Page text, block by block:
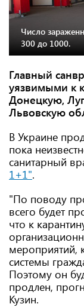
Число
300 до 1000.
Главный
уязвимыми к
Донецкую,
Львовскую
В Украине
пока
санитарный
1+1".
"По поводу
всего будет
что к
мероприятий,
системы
Поэтому он
продлен,
Кузин.